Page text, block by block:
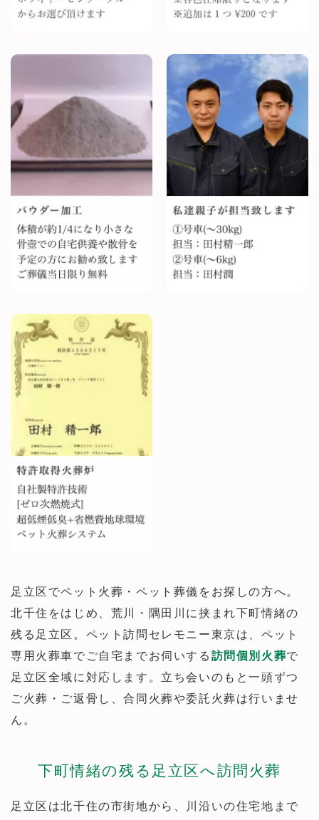
足立区でペット火葬・ペット葬儀をお探しの方へ。
北千住をはじめ、荒川・隅田川に挟まれ下町情緒の
残る足立区。ペット訪問セレモニー東京は、ペット
専用火葬車でご自宅までお伺いする 訪問個別火葬で
足立区全域に対応します。立ち会いのもと一頭ずつ
ご火葬・ご返骨し、合同火葬や委託火葬は行いませ
ん。
下町情緒の残る足立区へ訪問火葬
足立区は北千住の市街地から、川沿いの住宅地まで